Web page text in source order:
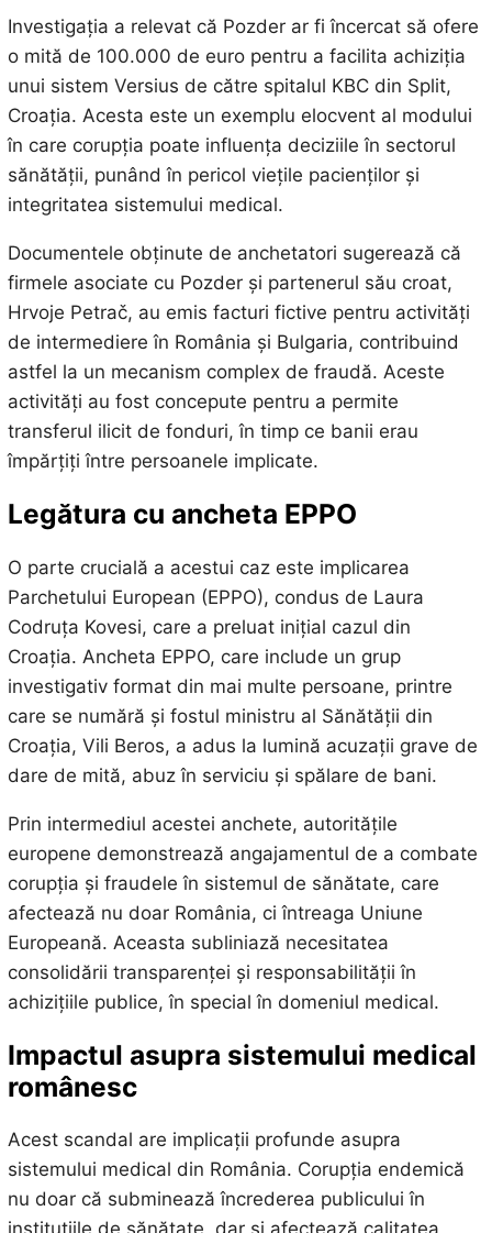
Investigația a relevat că Pozder ar fi încercat să ofere
o mită de 100.000 de euro pentru a facilita achiziția
unui sistem Versius de către spitalul KBC din Split,
Croația. Acesta este un exemplu elocvent al modului
în care corupția poate influența deciziile în sectorul
sănătății, punând în pericol viețile pacienților și
integritatea sistemului medical.
Documentele obținute de anchetatori sugerează că
firmele asociate cu Pozder și partenerul său croat,
Hrvoje Petrač, au emis facturi fictive pentru activități
de intermediere în România și Bulgaria, contribuind
astfel la un mecanism complex de fraudă. Aceste
activități au fost concepute pentru a permite
transferul ilicit de fonduri, în timp ce banii erau
împărțiți între persoanele implicate.
Legătura cu ancheta EPPO
O parte crucială a acestui caz este implicarea
Parchetului European (EPPO), condus de Laura
Codruța Kovesi, care a preluat inițial cazul din
Croația. Ancheta EPPO, care include un grup
investigativ format din mai multe persoane, printre
care se numără și fostul ministru al Sănătății din
Croația, Vili Beros, a adus la lumină acuzații grave de
dare de mită, abuz în serviciu și spălare de bani.
Prin intermediul acestei anchete, autoritățile
europene demonstrează angajamentul de a combate
corupția și fraudele în sistemul de sănătate, care
afectează nu doar România, ci întreaga Uniune
Europeană. Aceasta subliniază necesitatea
consolidării transparenței și responsabilității în
achizițiile publice, în special în domeniul medical.
Impactul asupra sistemului medical
românesc
Acest scandal are implicații profunde asupra
sistemului medical din România. Corupția endemică
nu doar că subminează încrederea publicului în